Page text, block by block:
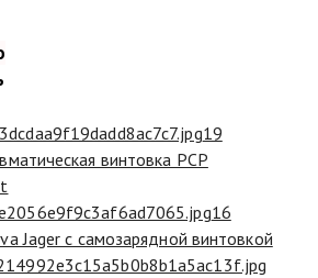
19
винтовка PCP
16
Jager с самозарядной винтовкой